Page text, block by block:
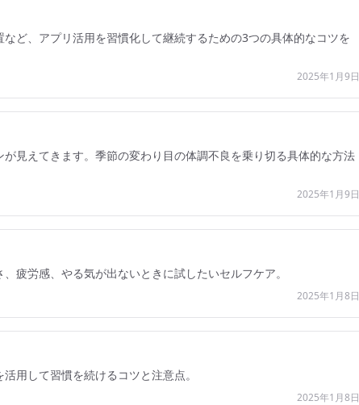
ど、アプリ活用を習慣化して継続するための3つの具体的なコツを
2025年1月9日
見えてきます。季節の変わり目の体調不良を乗り切る具体的な方法
2025年1月9日
疲労感、やる気が出ないときに試したいセルフケア。
2025年1月8日
用して習慣を続けるコツと注意点。
2025年1月8日